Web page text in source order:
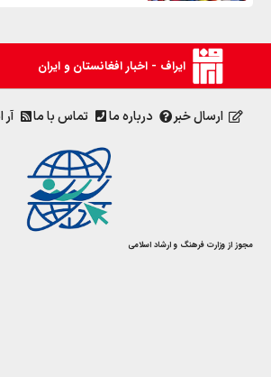
ایراف - اخبار افغانستان و ایران
ارسال خبر درباره ما تماس با ما
مجوز از وزارت فرهنگ و ارشاد اسلامی